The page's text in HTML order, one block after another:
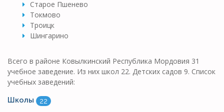
Старое Пшенево
Токмово
Троицк
Шингарино
Всего в районе Ковылкинский Республика Мордовия 31
учебное заведение. Из них школ 22. Детских садов 9. Список
учебных заведений:
Школы 22